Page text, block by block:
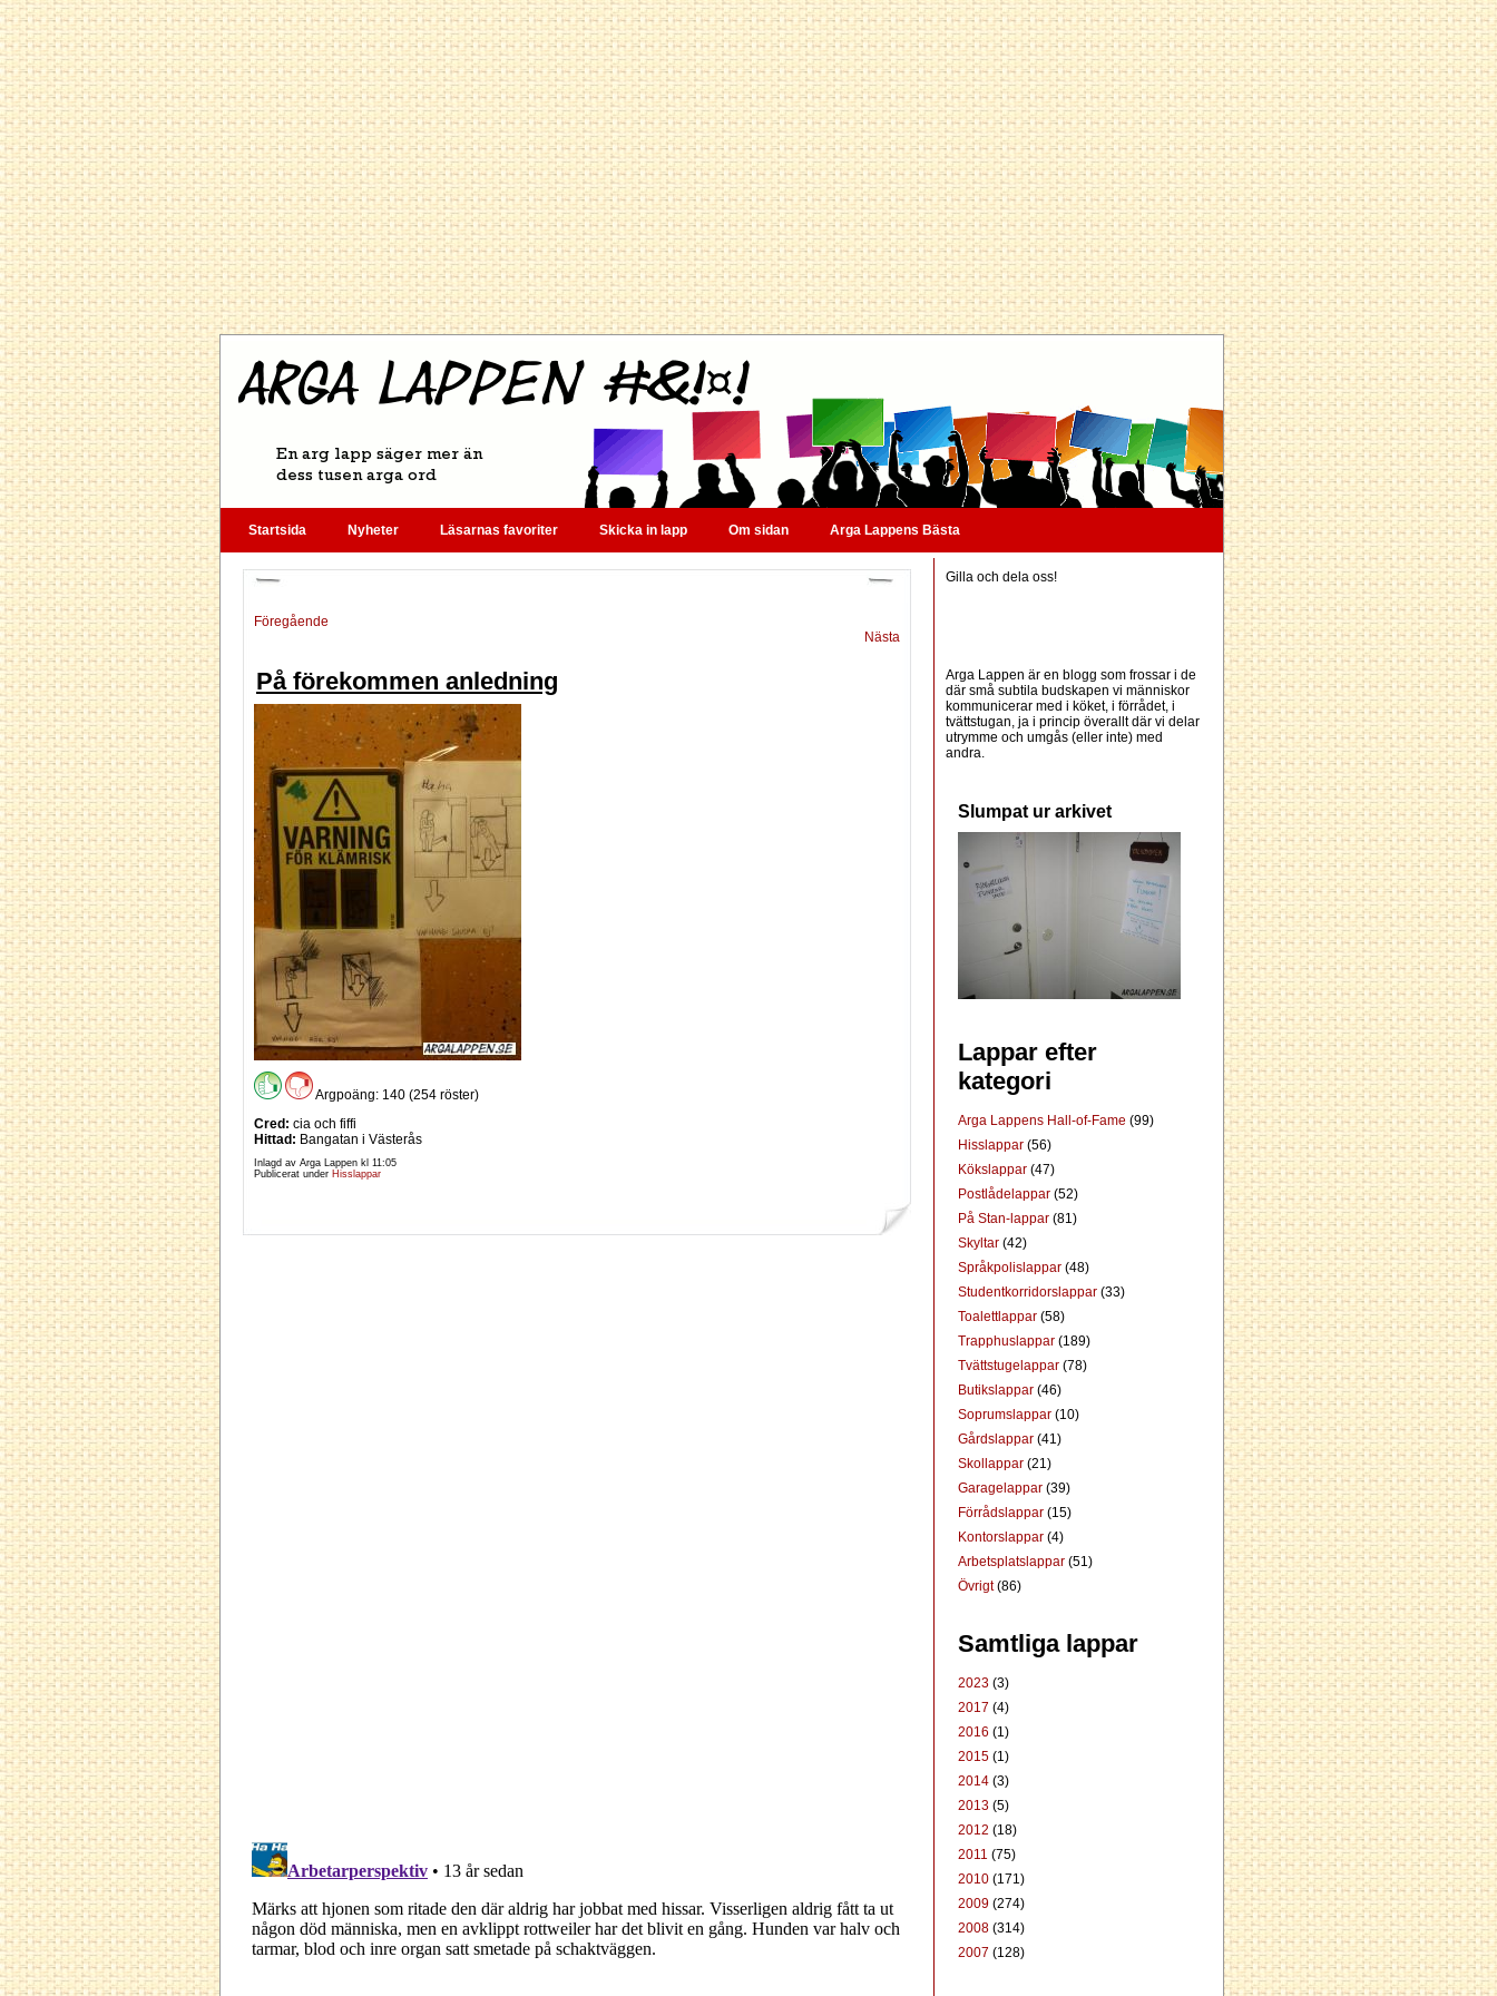
Startsida Nyheter Läsarnas favoriter Skicka in lapp Om sidan Arga Lappens Bästa
Föregående
Nästa
På förekommen anledning
Argpoäng: 140 (254 röster)
Cred: cia och fiffi
Hittad: Bangatan i Västerås
Inlagd av Arga Lappen kl 11:05
Publicerat under Hisslappar
Gilla och dela oss!
Arga Lappen är en blogg som frossar i de
där små subtila budskapen vi människor
kommunicerar med i köket, i förrådet, i
tvättstugan, ja i princip överallt där vi delar
utrymme och umgås (eller inte) med
andra.
Slumpat ur arkivet
Lappar efter
kategori
Arga Lappens Hall-of-Fame (99)
Hisslappar (56)
Kökslappar (47)
Postlådelappar (52)
På Stan-lappar (81)
Skyltar (42)
Språkpolislappar (48)
Studentkorridorslappar (33)
Toalettlappar (58)
Trapphuslappar (189)
Tvättstugelappar (78)
Butikslappar (46)
Soprumslappar (10)
Gårdslappar (41)
Skollappar (21)
Garagelappar (39)
Förrådslappar (15)
Kontorslappar (4)
Arbetsplatslappar (51)
Övrigt(86)
Samtliga lappar
2023 (3)
2017 (4)
2016 (1)
2015 (1)
2014 (3)
2013 (5)
2012 (18)
2011 (75)
2010 (171)
2009 (274)
2008 (314)
2007 (128)